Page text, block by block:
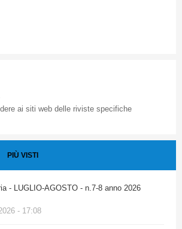
ai siti web delle riviste specifiche
PIÙ VISTI
- LUGLIO-AGOSTO - n.7-8 anno 2026
- 17:08